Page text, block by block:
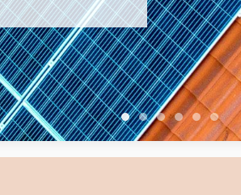
PROGRAMA 1
PROGRAMA 2
PROGRAMA 3